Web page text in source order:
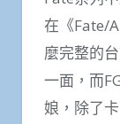
在《Fate/
麼完整的
一面，而
娘，除了